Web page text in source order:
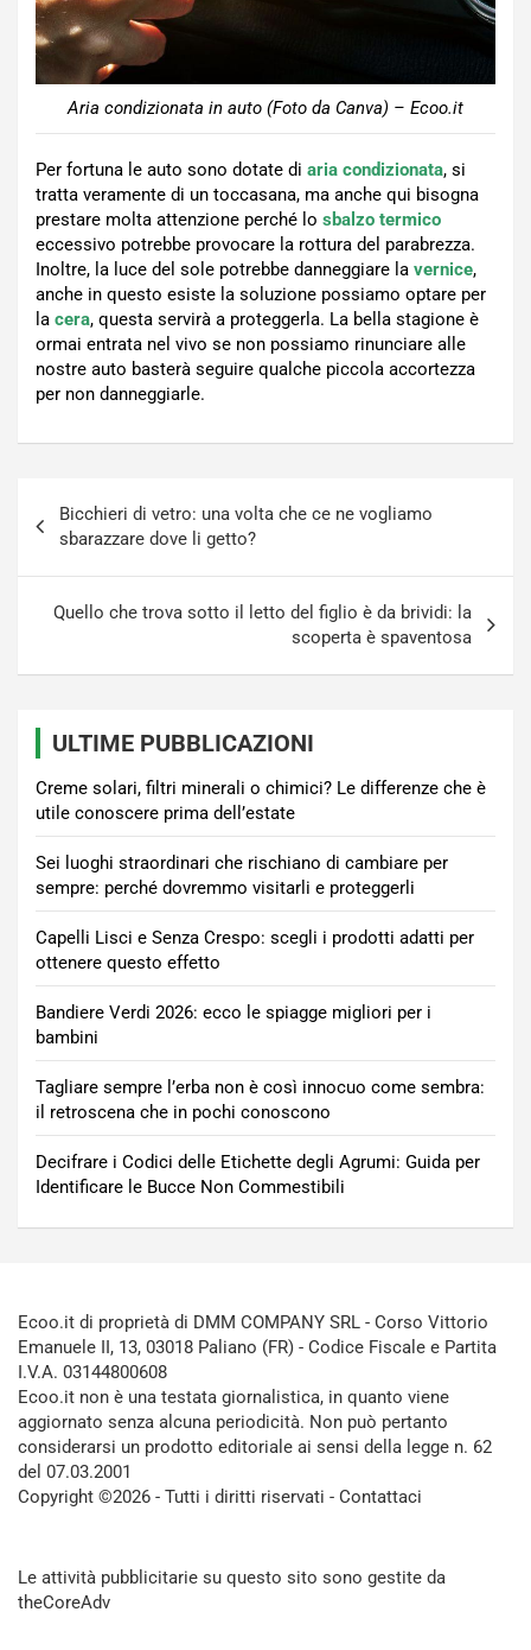
Aria condizionata in auto (Foto da Canva) – Ecoo.it
Per fortuna le auto sono dotate di aria condizionata, si
tratta veramente di un toccasana, ma anche qui bisogna
prestare molta attenzione perché lo sbalzo termico
eccessivo potrebbe provocare la rottura del parabrezza.
Inoltre, la luce del sole potrebbe danneggiare la vernice,
anche in questo esiste la soluzione possiamo optare per
la cera, questa servirà a proteggerla. La bella stagione è
ormai entrata nel vivo se non possiamo rinunciare alle
nostre auto basterà seguire qualche piccola accortezza
per non danneggiarle.
articoli
Bicchieri di vetro: una volta che ce ne vogliamo
sbarazzare dove li getto?
Quello che trova sotto il letto del figlio è da brividi: la
scoperta è spaventosa
ULTIME PUBBLICAZIONI
Creme solari, filtri minerali o chimici? Le differenze che è
utile conoscere prima dell’estate
Sei luoghi straordinari che rischiano di cambiare per
sempre: perché dovremmo visitarli e proteggerli
Capelli Lisci e Senza Crespo: scegli i prodotti adatti per
ottenere questo effetto
Bandiere Verdi 2026: ecco le spiagge migliori per i
bambini
Tagliare sempre l’erba non è così innocuo come sembra:
il retroscena che in pochi conoscono
Decifrare i Codici delle Etichette degli Agrumi: Guida per
Identificare le Bucce Non Commestibili
Ecoo.it di proprietà di DMM COMPANY SRL - Corso Vittorio
Emanuele II, 13, 03018 Paliano (FR) - Codice Fiscale e Partita
I.V.A. 03144800608
Ecoo.it non è una testata giornalistica, in quanto viene
aggiornato senza alcuna periodicità. Non può pertanto
considerarsi un prodotto editoriale ai sensi della legge n. 62
del 07.03.2001
Copyright ©2026 - Tutti i diritti riservati - Contattaci
Le attività pubblicitarie su questo sito sono gestite da
theCoreAdv